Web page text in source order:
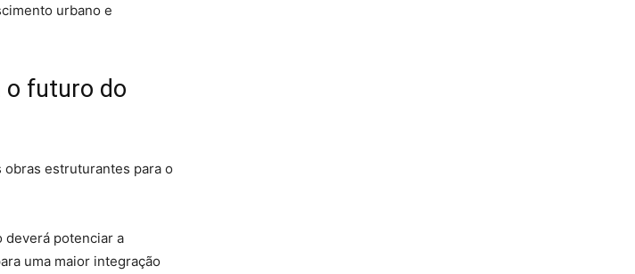
urbano e
o futuro do
obras estruturantes para o
deverá potenciar a
uma maior integração